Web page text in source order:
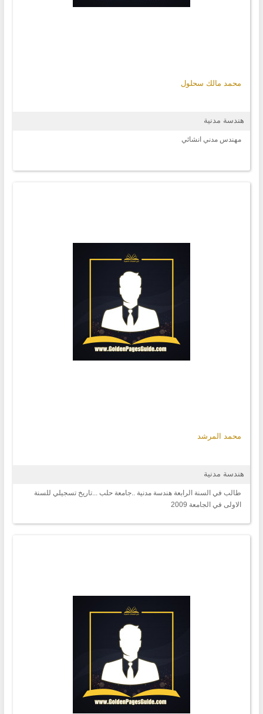
محمد مالك سحلول
هندسة مدنية
مهندس مدني انشائي
محمد المرشد
هندسة مدنية
طالب في السنة الرابعة هندسة مدنية ..جامعة حلب ...تاريخ تسجيلي للسنة
الاولى في الجامعة 2009